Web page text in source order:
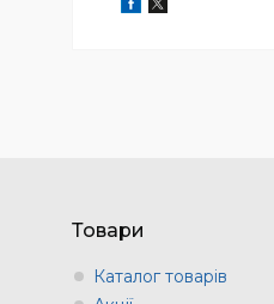
Товари
Каталог товарів